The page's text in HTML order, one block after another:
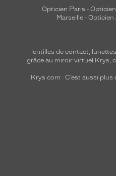
Opticien Paris -
Marseille - Opticien
lentilles de contact,
grâce au miroir virtuel Krys,
Krys.com : C’est aussi